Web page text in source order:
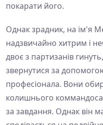
покарати його.
Однак зрадник, на ім'я
надзвичайно хитрим і
двоє з партизанів
звернутися за
професіонала. Вони
колишнього
за завдання. Однак він